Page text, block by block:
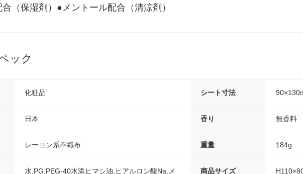
（保湿剤）●メントール配合（清涼剤）
ック
化粧品 シート寸法
日本 香り 無香料
レーヨン系不織布 重量 184g
水,PG,PEG-40水添ヒマシ油,ヒアルロン酸Na,メ
商品サイズ